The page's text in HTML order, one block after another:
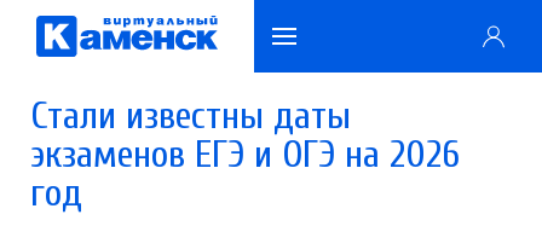
Стали известны даты
экзаменов ЕГЭ и ОГЭ на 2026
год